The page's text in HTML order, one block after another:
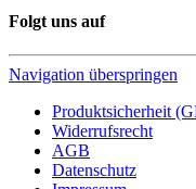
Folgt uns auf
Navigation überspringen
Produktsicherheit
Widerrufsrecht
AGB
Datenschutz